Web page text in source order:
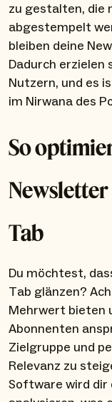
zu gestalten, die
abgestempelt
bleiben deine
Dadurch erzielen
Nutzern, und es
im Nirwana des
So
Tab
Du möchtest,
Tab glänzen?
Mehrwert bieten
Abonnenten
Zielgruppe und
Relevanz zu
Software wird dir